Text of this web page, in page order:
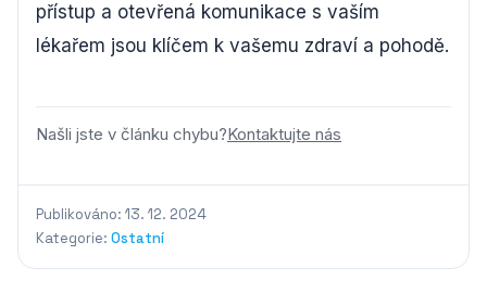
přístup a otevřená komunikace s vaším
lékařem jsou klíčem k vašemu zdraví a pohodě.
Našli jste v článku chybu?Kontaktujte nás
Publikováno: 13. 12. 2024
Kategorie: Ostatní